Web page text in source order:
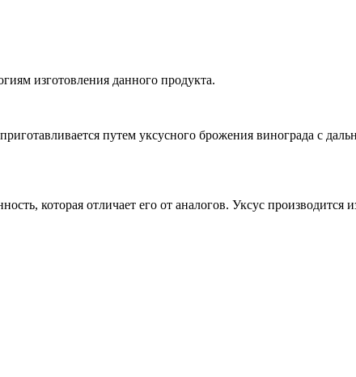
изготовления данного продукта.
путем уксусного брожения винограда с
которая отличает его от аналогов. Уксус